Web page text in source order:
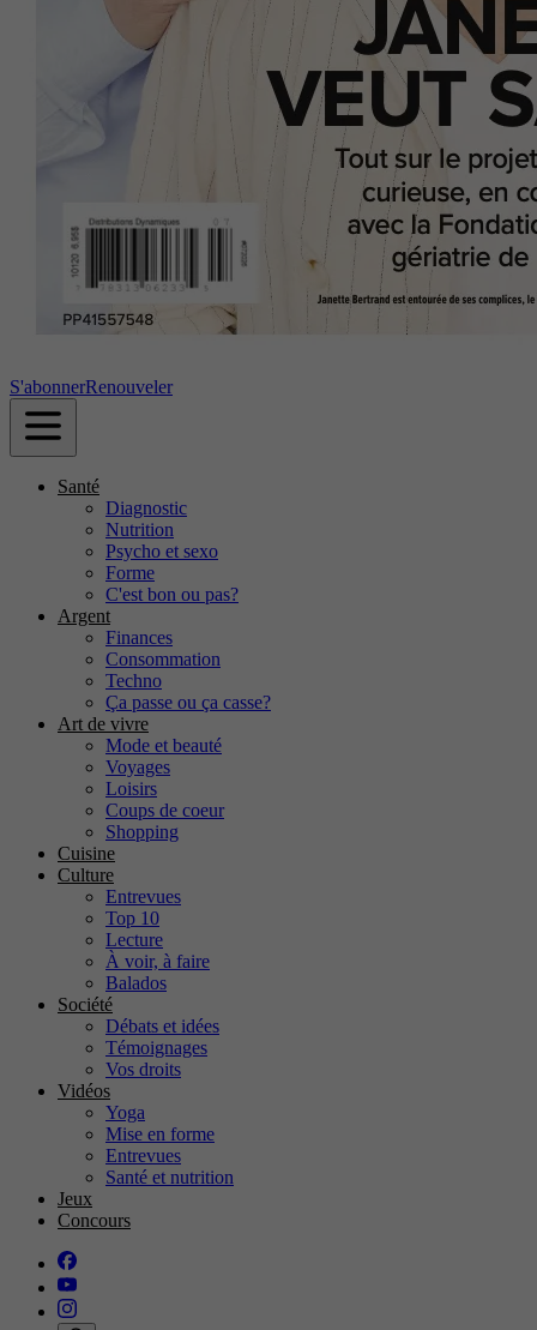
S'abonnerRenouveler
Santé
Diagnostic
Nutrition
Psycho et sexo
Forme
C'est bon ou pas?
Argent
Finances
Consommation
Techno
Ça passe ou ça casse?
Art de vivre
Mode et beauté
Voyages
Loisirs
Coups de coeur
Shopping
Cuisine
Culture
Entrevues
Top 10
Lecture
À voir, à faire
Balados
Société
Débats et idées
Témoignages
Vos droits
Vidéos
Yoga
Mise en forme
Entrevues
Santé et nutrition
Jeux
Concours